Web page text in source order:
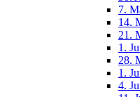
7.
14.
21.
1.
28.
1.
4.